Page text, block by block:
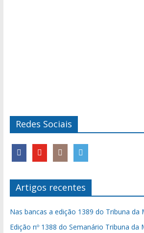
Redes Sociais
Artigos recentes
Nas bancas a edição 1389 do Tribuna da
Edição nº 1388 do Semanário Tribuna da